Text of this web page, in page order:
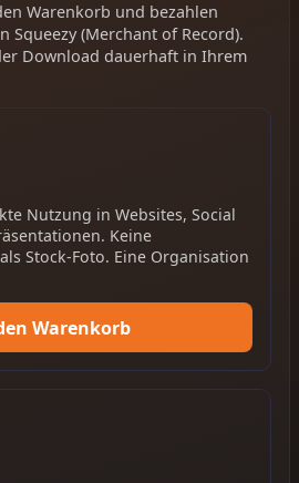
Warenkorb und bezahlen
Squeezy (Merchant of Record).
Download dauerhaft in Ihrem
Nutzung in Websites, Social
Keine
Stock-Foto. Eine Organisation
Warenkorb